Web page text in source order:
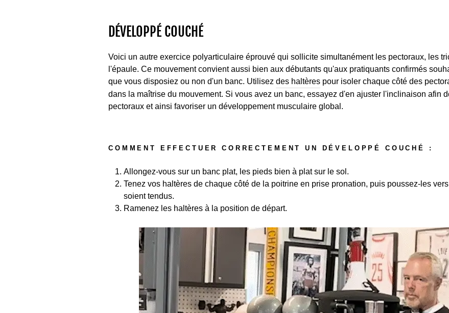
DÉVELOPPÉ COUCHÉ
Voici un autre exercice polyarticulaire éprouvé qui sollicite simultanément les pectoraux, les
l'épaule. Ce mouvement convient aussi bien aux débutants qu'aux pratiquants confirmés
que vous disposiez ou non d'un banc. Utilisez des haltères pour isoler chaque côté des
dans la maîtrise du mouvement. Si vous avez un banc, essayez d'en ajuster l'inclinaison afin
pectoraux et ainsi favoriser un développement musculaire global.
COMMENT EFFECTUER CORRECTEMENT UN DÉVELOPPÉ COUCHÉ :
Allongez-vous sur un banc plat, les pieds bien à plat sur le sol.
Tenez vos haltères de chaque côté de la poitrine en prise pronation, puis poussez-les
soient tendus.
Ramenez les haltères à la position de départ.